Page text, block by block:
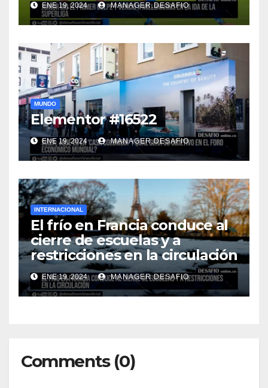
ENE 19, 2024 MANAGER.DESAFIO
MUNDO
Elementor #16522
ENE 19, 2024 MANAGER.DESAFIO
INTERNACIONAL
El frío en Francia conduce al
cierre de escuelas y a
restricciones en la circulación
ENE 19, 2024 MANAGER.DESAFIO
Comments (0)